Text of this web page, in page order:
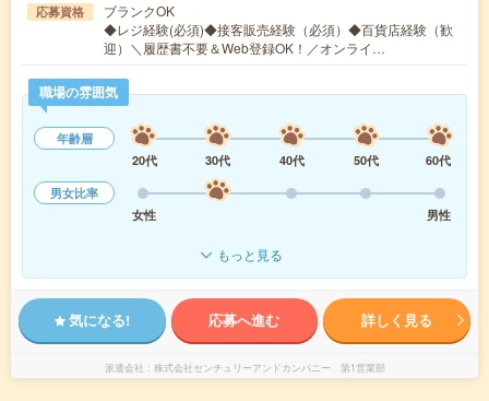
応募資格
ブランクOK
◆レジ経験(必須)◆接客販売経験（必須）◆百貨店経験（歓
迎）＼履歴書不要＆Web登録OK！／オンライ…
職場の雰囲気
年齢層
20代
30代 40代 50代
60代
男女比率
女性
男性
もっと見る
気になる! 応募へ進む 詳しく見る
派遣会社 株式会社センチュリーアンドカンパニー 第1営業部